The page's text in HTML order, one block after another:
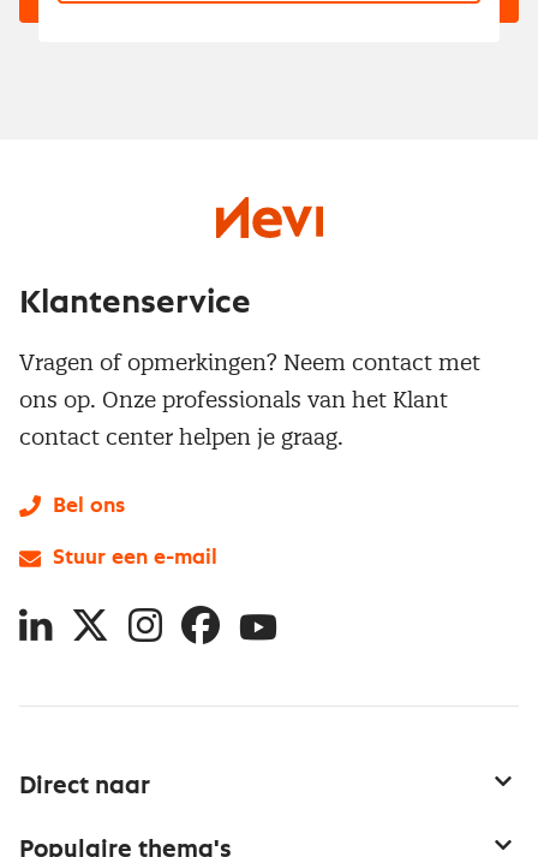
Direct naar
Populaire thema's
Klantenservice
Vragen of opmerkingen? Neem contact met
ons op. Onze professionals van het Klant
contact center helpen je graag.
Bel ons
Stuur een e-mail
LinkedIn
X InstagramFacebookYouTube